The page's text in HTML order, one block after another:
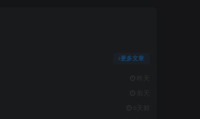
更多文章
昨天
前天
6天前